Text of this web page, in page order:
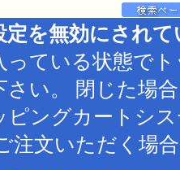
定を無効にされ
っている状態で
さい。 閉じた場
ピングカートシ
注文いただく場